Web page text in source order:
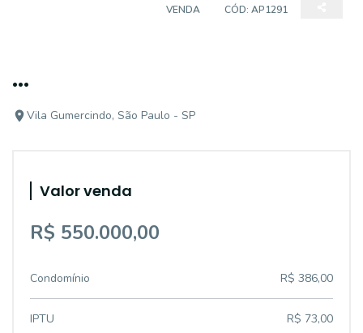
VENDA CÓD: AP1291
...
Vila Gumercindo, São Paulo - SP
Valor venda
R$ 550.000,00
Condomínio R$ 386,00
IPTU R$ 73,00